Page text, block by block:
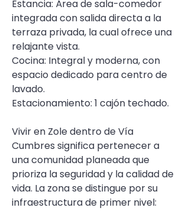
Estancia: Área de sala-comedor
integrada con salida directa a la
terraza privada, la cual ofrece una
relajante vista.
Cocina: Integral y moderna, con
espacio dedicado para centro de
lavado.
Estacionamiento: 1 cajón techado.
Vivir en Zole dentro de Vía
Cumbres significa pertenecer a
una comunidad planeada que
prioriza la seguridad y la calidad de
vida. La zona se distingue por su
infraestructura de primer nivel: